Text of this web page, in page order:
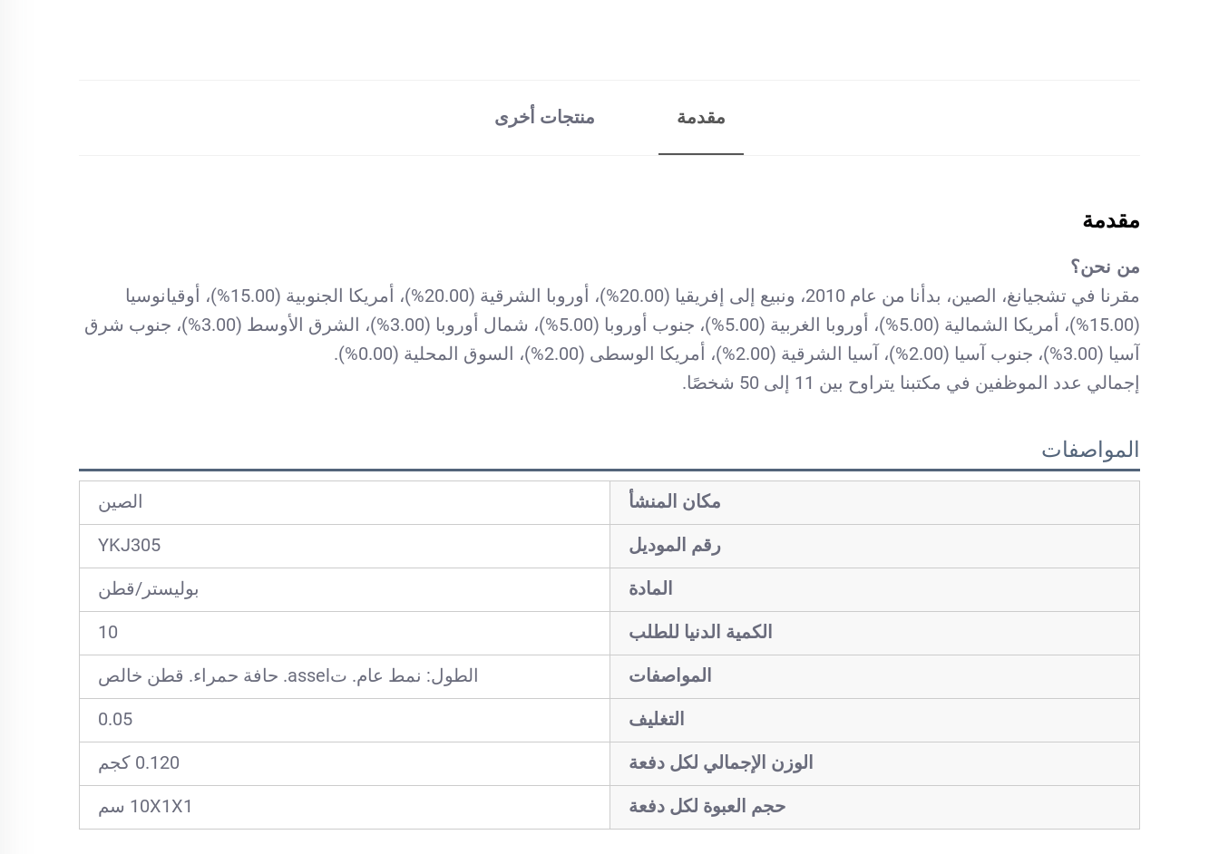
مقدمة منتجات أخرى
مقدمة
من نحن؟
مقرنا في تشجيانغ، الصين، بدأنا من عام 2010، ونبيع إلى إفريقيا (20.00%)، أوروبا الشرقية (20.00%)، أمريكا الجنوبية (15.00%)، أوقيانوسيا
(15.00%)، أمريكا الشمالية (5.00%)، أوروبا الغربية (5.00%)، جنوب أوروبا (5.00%)، شمال أوروبا (3.00%)، الشرق الأوسط (3.00%)، جنوب شرق
آسيا (3.00%)، جنوب آسيا (2.00%)، آسيا الشرقية (2.00%)، أمريكا الوسطى (2.00%)، السوق المحلية (0.00%).
إجمالي عدد الموظفين في مكتبنا يتراوح بين 11 إلى 50 شخصًا.
المواصفات
مكان المنشأ
الصين
رقم الموديل
YKJ305
المادة
بوليستر/قطن
الكمية الدنيا للطلب
10
المواصفات
الطول: نمط عام. تassel. حافة حمراء. قطن خالص
التغليف
0.05
الوزن الإجمالي لكل دفعة
0.120 كجم
حجم العبوة لكل دفعة
10X1X1 سم